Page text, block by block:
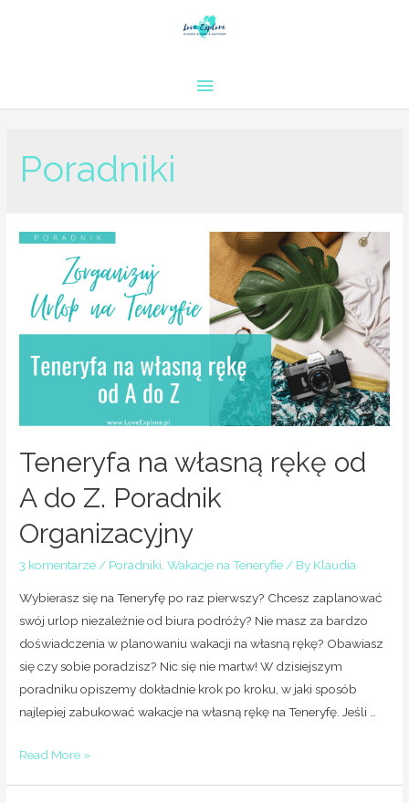
Poradniki
Teneryfa na własną rękę od
A do Z. Poradnik
Organizacyjny
3 komentarze / Poradniki ,Wakacje na Teneryfie / By Klaudia
Wybierasz się na Teneryfę po raz pierwszy? Chcesz zaplanować
swój urlop niezależnie od biura podróży? Nie masz za bardzo
doświadczenia w planowaniu wakacji na własną rękę? Obawiasz
się czy sobie poradzisz? Nic się nie martw! W dzisiejszym
poradniku opiszemy dokładnie krok po kroku, w jaki sposób
najlepiej zabukować wakacje na własną rękę na Teneryfę. Jeśli …
Read More »